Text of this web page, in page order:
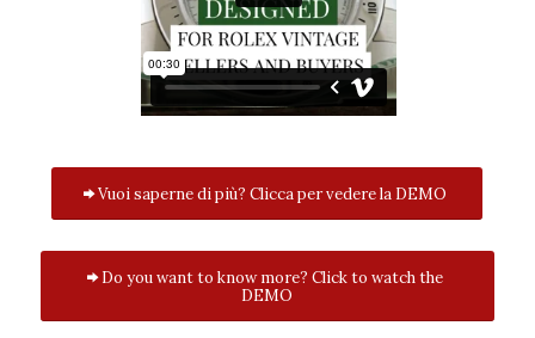
Vuoi saperne di più? Clicca per vedere la DEMO
Do you want to know more? Click to watch the
DEMO